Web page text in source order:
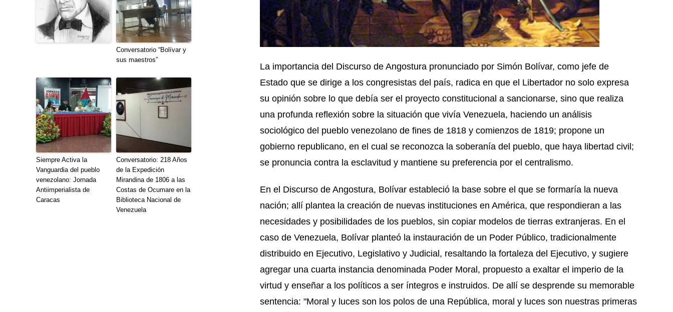
Conversatorio “Bolívar y
sus maestros”
Siempre Activa la
Vanguardia del pueblo
venezolano: Jornada
Antiimperialista de
Caracas
Conversatorio: 218 Años
de la Expedición
Mirandina de 1806 a las
Costas de Ocumare en la
Biblioteca Nacional de
Venezuela
La importancia del Discurso de Angostura pronunciado por Simón Bolívar, como jefe de
Estado que se dirige a los congresistas del país, radica en que el Libertador no solo expresa
su opinión sobre lo que debía ser el proyecto constitucional a sancionarse, sino que realiza
una profunda reflexión sobre la situación que vivía Venezuela, haciendo un análisis
sociológico del pueblo venezolano de fines de 1818 y comienzos de 1819; propone un
gobierno republicano, en el cual se reconozca la soberanía del pueblo, que haya libertad civil;
se pronuncia contra la esclavitud y mantiene su preferencia por el centralismo.
En el Discurso de Angostura, Bolívar estableció la base sobre el que se formaría la nueva
nación; allí plantea la creación de nuevas instituciones en América, que respondieran a las
necesidades y posibilidades de los pueblos, sin copiar modelos de tierras extranjeras. En el
caso de Venezuela, Bolívar planteó la instauración de un Poder Público, tradicionalmente
distribuido en Ejecutivo, Legislativo y Judicial, resaltando la fortaleza del Ejecutivo, y sugiere
agregar una cuarta instancia denominada Poder Moral, propuesto a exaltar el imperio de la
virtud y enseñar a los políticos a ser íntegros e instruidos. De allí se desprende su memorable
sentencia: "Moral y luces son los polos de una República, moral y luces son nuestras primeras